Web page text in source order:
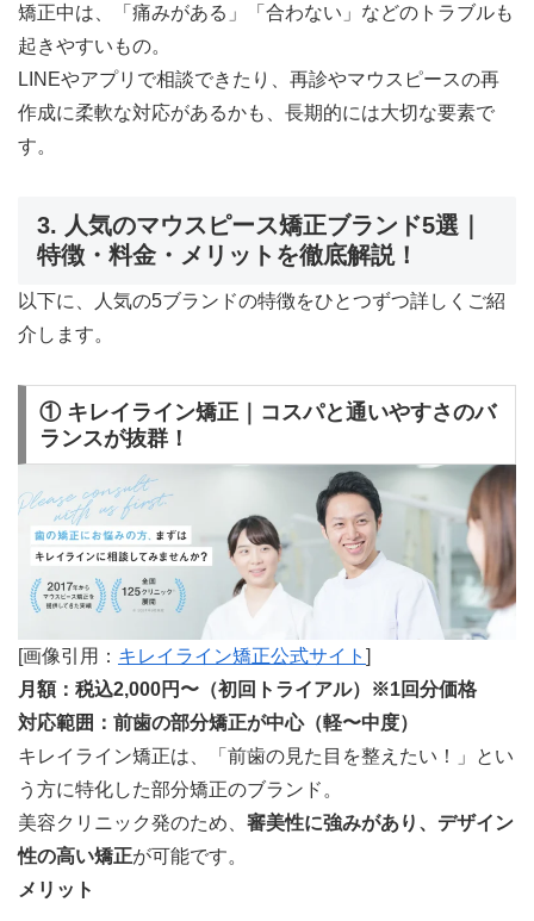
矯正中は、「痛みがある」「合わない」などのトラブルも
起きやすいもの。
LINEやアプリで相談できたり、再診やマウスピースの再
作成に柔軟な対応があるかも、長期的には大切な要素で
す。
3. 人気のマウスピース矯正ブランド5選｜
特徴・料金・メリットを徹底解説！
以下に、人気の5ブランドの特徴をひとつずつ詳しくご紹
介します。
① キレイライン矯正｜コスパと通いやすさのバ
ランスが抜群！
[画像引用： キレイライン矯正公式サイト ]
月額：税込2,000円〜（初回トライアル）※1回分価格
対応範囲：前歯の部分矯正が中心（軽〜中度）
キレイライン矯正は、「前歯の見た目を整えたい！」とい
う方に特化した部分矯正のブランド。
美容クリニック発のため、 審美性に強みがあり、デザイン
性の高い矯正が可能です。
メリット